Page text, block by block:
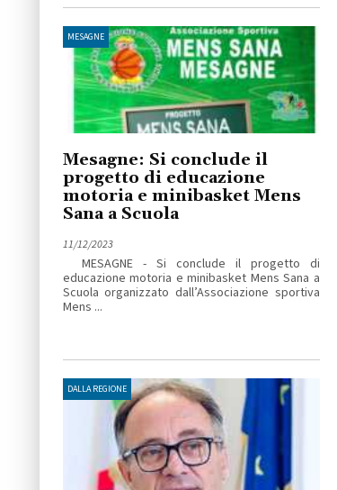
MESAGNE
Mesagne: Si conclude il
progetto di educazione
motoria e minibasket Mens
Sana a Scuola
11/12/2023
MESAGNE - Si conclude il progetto di
educazione motoria e minibasket Mens Sana a
Scuola organizzato dall’Associazione sportiva
Mens ...
DALLA REGIONE